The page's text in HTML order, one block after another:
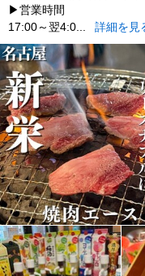
▶営業時間
17:00～翌4:0...
詳細を見